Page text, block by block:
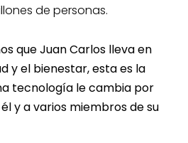
de personas.
que Juan Carlos lleva en
y el bienestar, esta es la
tecnología le cambia por
y a varios miembros de su